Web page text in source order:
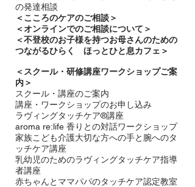
の発達相談
＜ こころのケアのご相談＞
＜オンラインでのご相談について＞
＜不登校のお子様を持つお母さんのための
つながるひらく ほっとひと息カフェ＞
＜ スクール・研修講座ワークショップご案
内＞
スクール・講座のご案内
講座・ワークショップのお申し込み
ラヴィングタッチケア®講座
aroma re:life 香りとの対話ワークショップ
​家族こども介護大切な方への手と腕へのタ
ッチケア講座
乳幼児のためのラヴィングタッチケア指導
者講座
赤ちゃんとママパパのタッチケア認定教室